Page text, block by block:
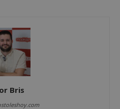
Bris
necesarias
rendimiento
preferencias